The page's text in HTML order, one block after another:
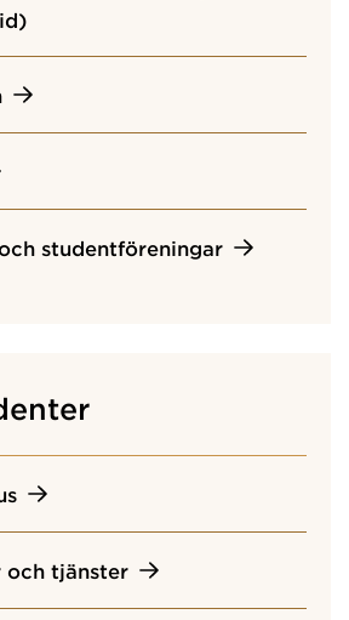
studentföreningar
och tjänster